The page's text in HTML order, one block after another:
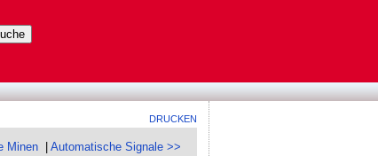
DRUCKEN
Minen |Automatische Signale >>